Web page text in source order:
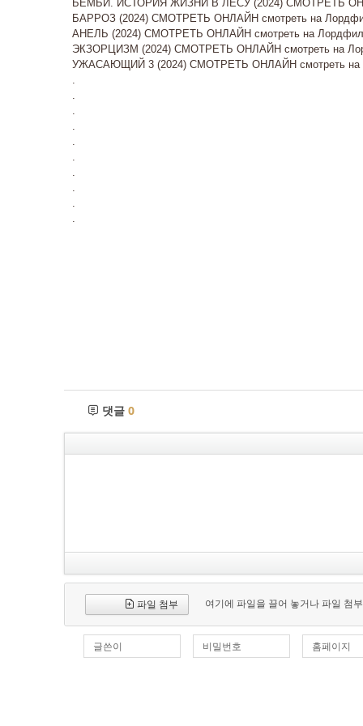
БЕМБИ. ИСТОРИЯ ЖИЗНИ В ЛЕСУ (2024) СМОТРЕТЬ
БАРРОЗ (2024) СМОТРЕТЬ ОНЛАЙН смотреть на
АНЕЛЬ (2024) СМОТРЕТЬ ОНЛАЙН смотреть на
ЭКЗОРЦИЗМ (2024) СМОТРЕТЬ ОНЛАЙН смотреть на
УЖАСАЮЩИЙ 3 (2024) СМОТРЕТЬ ОНЛАЙН смотреть на
.
.
.
.
.
.
.
.
.
.
댓글 0
파일 첨부 여기에 파일을 끌어 놓거나 파일 첨
글쓴이 비밀번호 홈페이지